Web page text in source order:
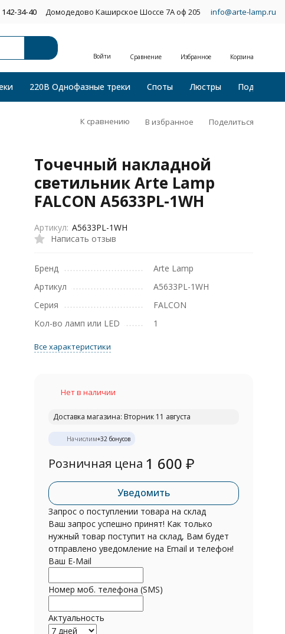
142-34-40 Домодедово Каширское Шоссе 7А оф 205 info@arte-lamp.ru
Войти Сравнение Избранное Корзина
220В Однофазные треки Споты Люстры Подвесные
К сравнению В избранное Поделиться
Точечный накладной
светильник Arte Lamp
FALCON A5633PL-1WH
Написать отзыв
Артикул: A5633PL-1WH
Бренд
Arte Lamp
Артикул
A5633PL-1WH
Серия
FALCON
Кол-во ламп или LED
1
Все характеристики
Нет в наличии
Доставка магазина: Вторник 11 августа
Начислим+32 бонусов
Розничная цена 1 600₽
Уведомить
Запрос о поступлении товара на склад
Ваш запрос успешно принят! Как только
нужный товар поступит на склад, Вам будет
отправлено уведомление на Email и телефон!
Ваш E-Mail
Номер моб. телефона (SMS)
Актуальность